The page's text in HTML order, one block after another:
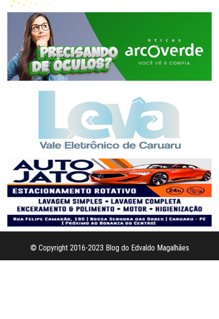
© Copyright 2016-2023 Blog do Edvaldo Magalhães